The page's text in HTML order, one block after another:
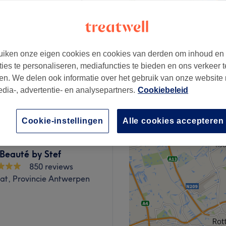
vanaf
€22,50
by Stef
850 reviews
Provincie Antwerpen
onze eigen cookies en cookies van derden om inhoud en
te personaliseren, mediafuncties te bieden en ons verkeer
We delen ook informatie over het gebruik van onze website
, advertentie- en analysepartners. Cookiebeleid
Alle cookies accepteren
Cookie-instellingen